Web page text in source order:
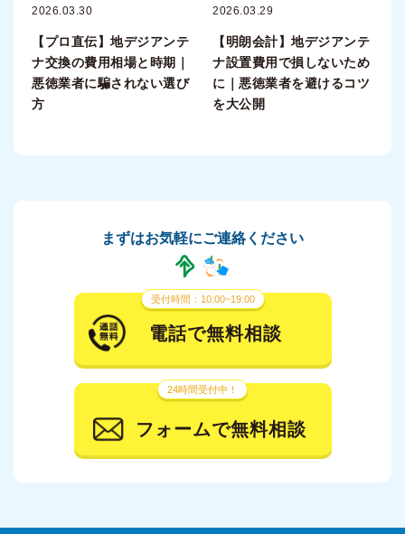
2026.03.30
【プロ直伝】地デジアンテ
ナ交換の費用相場と時期｜
悪徳業者に騙されない選び
方
2026.03.29
【明朗会計】地デジアンテ
ナ設置費用で損しないため
に｜悪徳業者を避けるコツ
を大公開
まずはお気軽にご連絡ください
受付時間：10:00~19:00
電話で無料相談
24時間受付中！
フォームで無料相談